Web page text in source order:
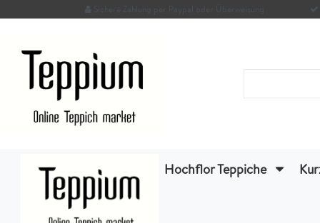
Sichere Zahlung per Paypal oder Überweisung
Hochflor Teppiche